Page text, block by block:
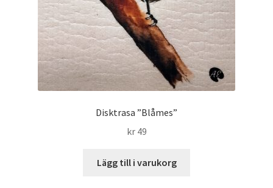
Disktrasa ”Blåmes”
kr49
Lägg till i varukorg